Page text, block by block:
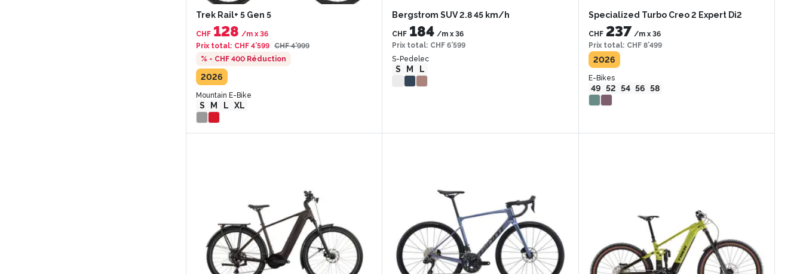
Trek Rail+ 5 Gen 5
CHF 128 /m x 36
Prix total: CHF 4’599 CHF 4’999
% - CHF 400 Réduction
2026
Mountain E-Bike
S M L XL
Bergstrom SUV 2.8 45 km/h
CHF 184 /m x36
Prix total: CHF 6’599
S-Pedelec
S M L
Specialized Turbo Creo 2 Expert Di2
CHF 237 /mx 36
Prix total: CHF 8’499
2026
E-Bikes
49 52 54 56 58